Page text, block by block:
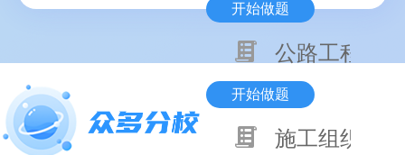
开始做题
公路工程技术
开始做题
施工组织与